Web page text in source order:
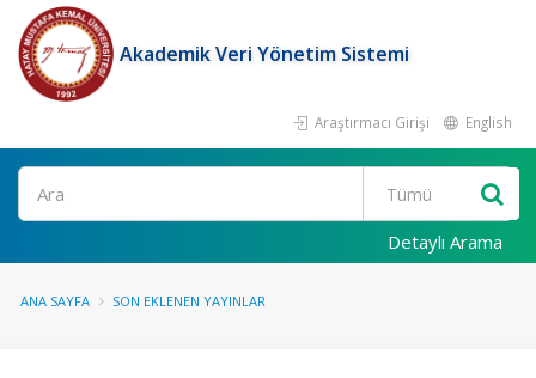
Akademik Veri Yönetim Sistemi
Araştırmacı Girişi English
Ara
Detaylı Arama
ANA SAYFA SON EKLENEN YAYINLAR